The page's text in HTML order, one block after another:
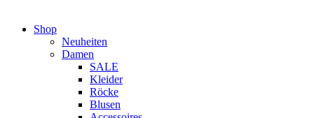
Shop
Neuheiten
Damen
SALE
Kleider
Röcke
Blusen